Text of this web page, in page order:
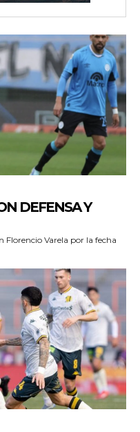
DEFENSA Y
Florencio Varela por la fecha